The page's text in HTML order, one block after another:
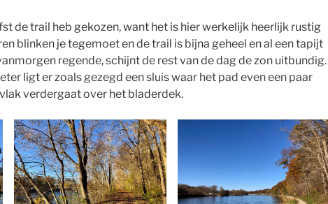
de trail heb gekozen, want het is hier werkelijk heerlijk rustig
blinken je tegemoet en de trail is bijna geheel en al een tapijt
regende, schijnt de rest van de dag de zon uitbundig.
ligt er zoals gezegd een sluis waar het pad even een paar
verdergaat over het bladerdek.